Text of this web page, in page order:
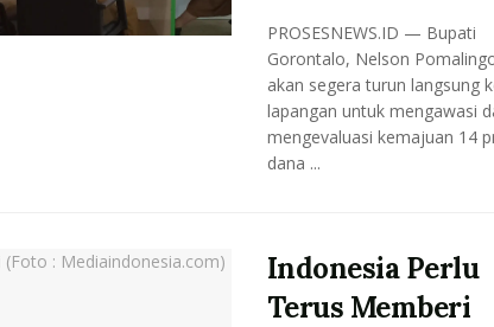
PROSESNEWS.ID — Bupati
Gorontalo, Nelson
akan segera turun langsung
lapangan untuk mengawasi
mengevaluasi kemajuan 14
dana ...
Indonesia Perlu
Terus Memberi